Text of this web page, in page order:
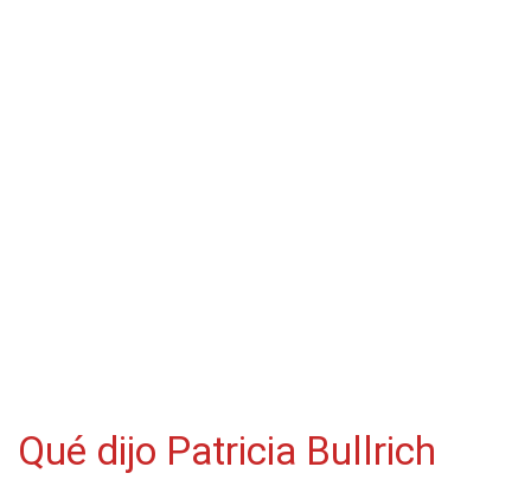
Qué dijo Patricia Bullrich